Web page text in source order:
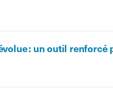
: un outil